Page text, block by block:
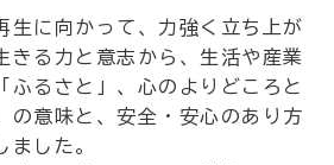
生に向かって、力強く立ち上が
きる力と意志から、生活や産業
ふるさと」、心のよりどころと
の意味と、安全・安心のあり方
ました。